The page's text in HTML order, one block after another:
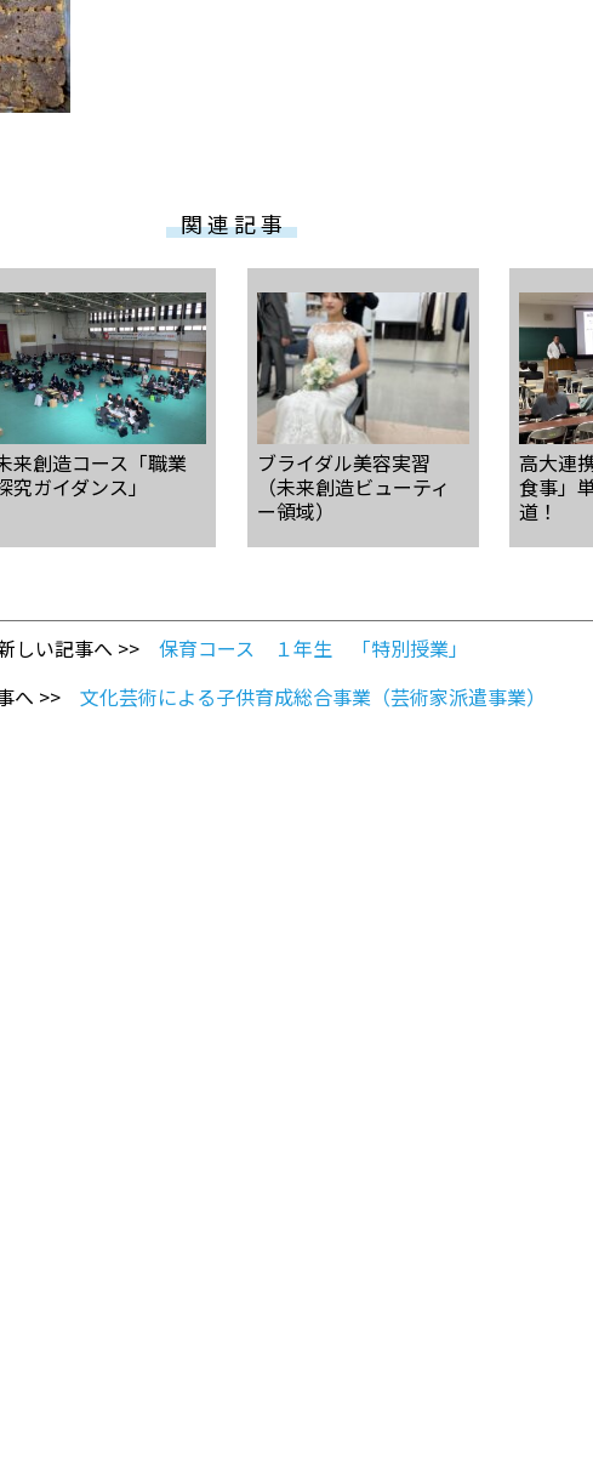
関 連 記 事
来創造コース「職業
究ガイダンス」
ブライダル美容実習
（未来創造ビューティ
ー領域）
高大連
食事」
道！
しい記事へ >> 保育コース １年生 「特別授業」
へ >> 文化芸術による子供育成総合事業（芸術家派遣事業）